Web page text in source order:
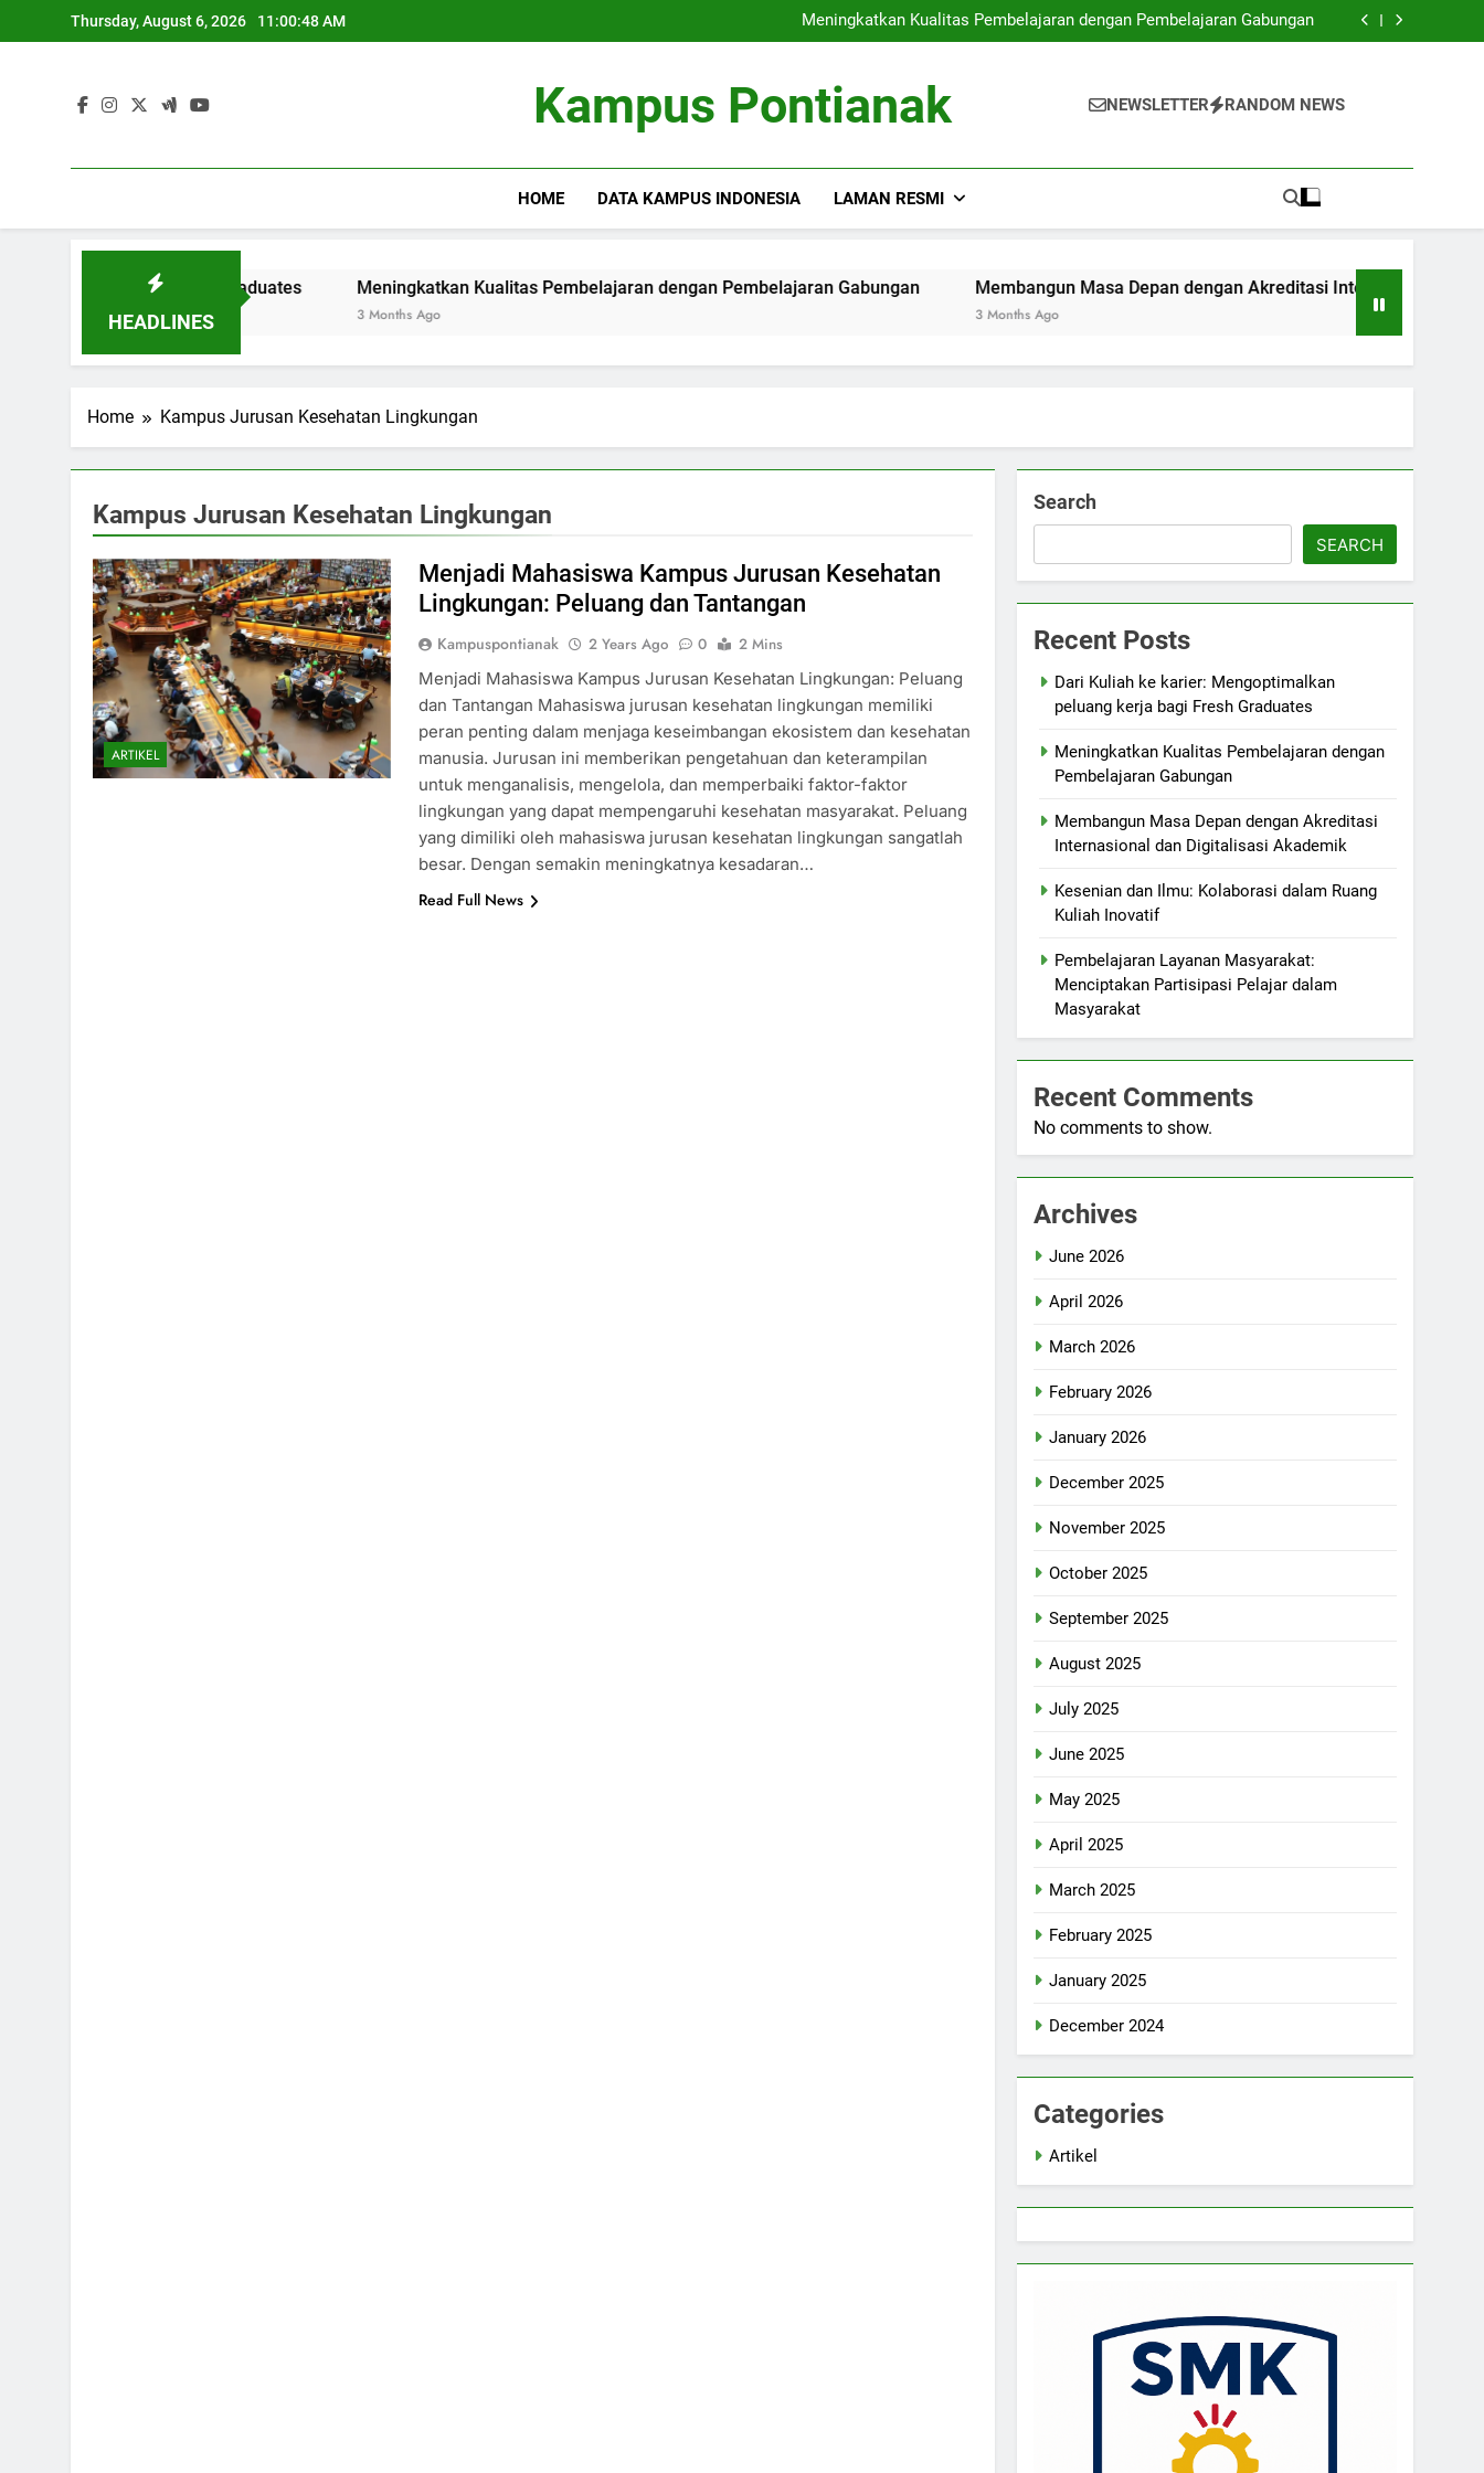
to
Thursday, August 6, 2026 11:00:49 AM
Meningkatkan Kualitas Pembelajaran dengan Pembelajaran Gabungan
Membangun Masa Depan dengan Akreditasi Internasional dan Digitalisasi
Meningkatkan Kualitas Pembelajaran dengan Pembelajaran Gabungan
Membangun Masa Depan dengan Akreditasi Internasional dan Digitalisasi
Kampus Pontianak NEWSLETTER RANDOM NEWS
HOME DATA KAMPUS INDONESIA LAMAN RESMI
HEADLINES
bagi Fresh Graduates Meningkatkan Kualitas Pembelajaran dengan Pembelajaran Gabungan Membangun Masa Depan dengan Akreditasi Internasional dan
Home Kampus Jurusan Kesehatan Lingkungan
Kampus Jurusan Kesehatan Lingkungan
ARTIKEL
Menjadi Mahasiswa Kampus Jurusan Kesehatan
Lingkungan: Peluang dan Tantangan
Kampuspontianak 2 Years Ago 0
2 Mins
Menjadi Mahasiswa Kampus Jurusan Kesehatan Lingkungan: Peluang
dan Tantangan Mahasiswa jurusan kesehatan lingkungan memiliki
peran penting dalam menjaga keseimbangan ekosistem dan kesehatan
manusia. Jurusan ini memberikan pengetahuan dan keterampilan
untuk menganalisis, mengelola, dan memperbaiki faktor-faktor
lingkungan yang dapat mempengaruhi kesehatan masyarakat. Peluang
yang dimiliki oleh mahasiswa jurusan kesehatan lingkungan sangatlah
besar. Dengan semakin meningkatnya kesadaran…
Read Full News
Search
SEARCH
Recent Posts
Dari Kuliah ke karier: Mengoptimalkan
peluang kerja bagi Fresh Graduates
Meningkatkan Kualitas Pembelajaran dengan
Pembelajaran Gabungan
Membangun Masa Depan dengan Akreditasi
Internasional dan Digitalisasi Akademik
Kesenian dan Ilmu: Kolaborasi dalam Ruang
Kuliah Inovatif
Pembelajaran Layanan Masyarakat:
Menciptakan Partisipasi Pelajar dalam
Masyarakat
Recent Comments
No comments to show.
Archives
June 2026
April 2026
March 2026
February 2026
January 2026
December 2025
November 2025
October 2025
September 2025
August 2025
July 2025
June 2025
May 2025
April 2025
March 2025
February 2025
January 2025
December 2024
Categories
Artikel